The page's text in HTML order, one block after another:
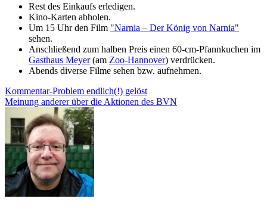
Rest des Einkaufs erledigen.
Kino-Karten abholen.
Um 15 Uhr den Film "Narnia – Der König von Narnia"
sehen.
Anschließend zum halben Preis einen 60-cm-Pfannkuchen im
Gasthaus Meyer(am Zoo-Hannover) verdrücken.
Abends diverse Filme sehen bzw. aufnehmen.
Beitragsnavigation
Kommentar-Problem endlich(!) gelöst
Meinung anderer über die Aktionen des BVN